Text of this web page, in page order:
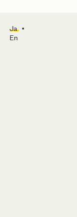
Ja
En